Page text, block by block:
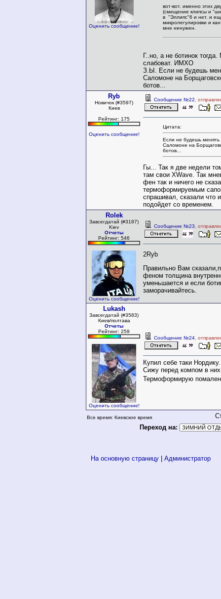
Оценить сообщение!
вот-вот. именно этих
(смещение клипсы и
в "Эллипс"6 и нет. и
микролегулировки и
мне ненужен.
Г..но, а не ботинок
слабоват. ИМХО
З.Ы. Если не будешь
Саломоне на
ботов...
Ryb
Новичок (#3597)
Киев
Рейтинг: 175
Оценить сообщение!
Сообщение №22 ,
Цитата:
Если не будешь менять
Саломоне на
ботов...
Гы... Так я две недели
там свои XWave. Так
фен так и ничего не
термоформируемым
спрашивал, сказали что
подойдет со временем.
Rolek
Завсегдатай (#3187)
Kiev
Отчеты
Рейтинг: 546
Оценить сообщение!
Сообщение №23 ,
2Ryb
Правильно Вам
феном толщина
уменьшается и если
заморачивайтесь.
Lukash
Завсегдатай (#3583)
Киев/полтава
Отчеты
Рейтинг: 259
Оценить сообщение!
Сообщение №24 ,
Купил себе таки
Сижу перед компом в
Термоформирую
Все время: Киевское время
Переход на:
На основную страницу Администратор